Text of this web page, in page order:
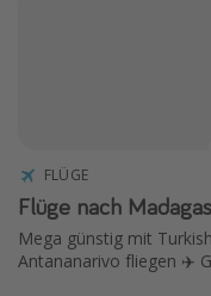
FLÜGE
Flüge nach
Mega günstig mit
Antananarivo fliegen ✈️